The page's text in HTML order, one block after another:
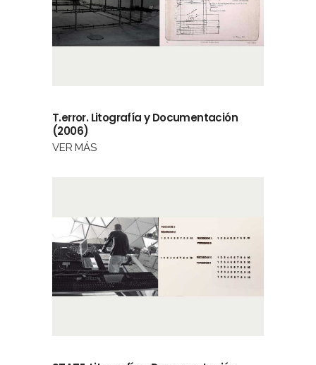
T.error. Litografía y Documentación
(2006)
VER MÁS